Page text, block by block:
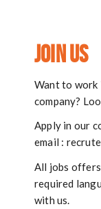
JOIN US
Want to work
company?
Apply in our
email :
All jobs
required
with us.